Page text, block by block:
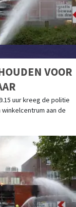
VOOR
uur kreeg de politie
aan de